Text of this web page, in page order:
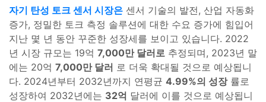
자기 탄성 토크 센서 시장은 센서 기술의 발전, 산업 자동화
증가, 정밀한 토크 측정 솔루션에 대한 수요 증가에 힘입어
지난 몇 년 동안 꾸준한 성장세를 보이고 있습니다. 2022
년 시장 규모는 19억 7,000만 달러로 추정되며, 2023년 말
에는 20억 7,000만 달러 로 더욱 확대될 것으로 예상됩니
다. 2024년부터 2032년까지 연평균 4.99%의 성장률로
성장하여 2032년에는 32억 달러에 이를 것으로 예상됩니